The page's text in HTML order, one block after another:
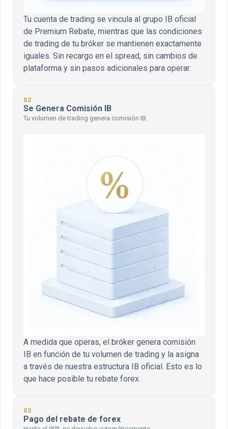
Tu cuenta de trading se vincula al grupo IB oficial
de Premium Rebate, mientras que las condiciones
de trading de tu bróker se mantienen exactamente
iguales. Sin recargo en el spread, sin cambios de
plataforma y sin pasos adicionales para operar.
02
Se Genera Comisión IB
Tu volumen de trading genera comisión IB.
A medida que operas, el bróker genera comisión
IB en función de tu volumen de trading y la asigna
a través de nuestra estructura IB oficial. Esto es lo
que hace posible tu rebate forex.
03
Pago del rebate de forex